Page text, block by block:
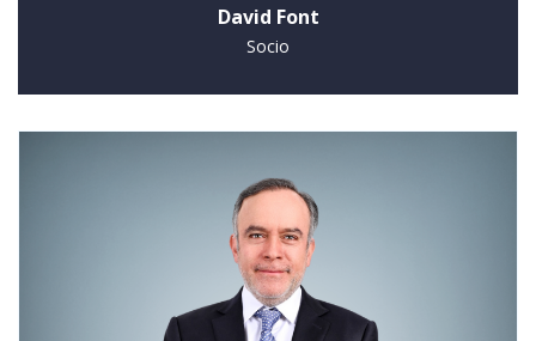
David Font
Socio